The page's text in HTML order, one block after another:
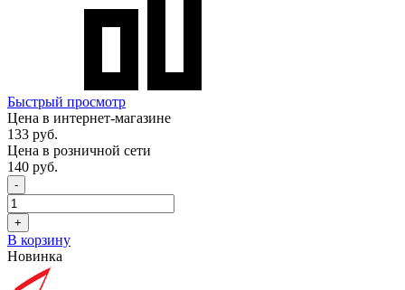
Быстрый просмотр
Цена в интернет-магазине
133 руб.
Цена в розничной сети
140 руб.
-
+
В корзину
Новинка